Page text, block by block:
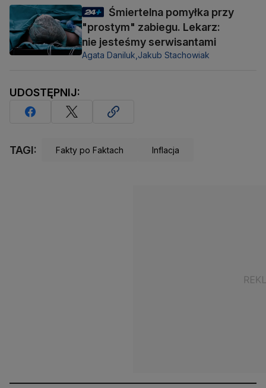
Śmiertelna pomyłka przy
"prostym" zabiegu. Lekarz:
nie jesteśmy serwisantami
Agata Daniluk,Jakub Stachowiak
UDOSTĘPNIJ:
TAGI: Fakty po Faktach Inflacja